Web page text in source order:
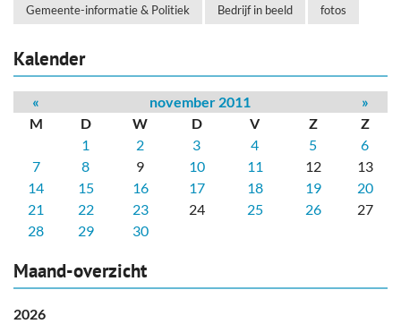
Gemeente-informatie & Politiek Bedrijf in beeld fotos
Kalender
« november 2011
»
M
D W D V Z
Z
1
2 3 4 5
6
7
8 9 10 11 12
13
14
15 16 17 18 19
20
21
22 23 24 25 26
27
28
29 30
Maand-overzicht
2026